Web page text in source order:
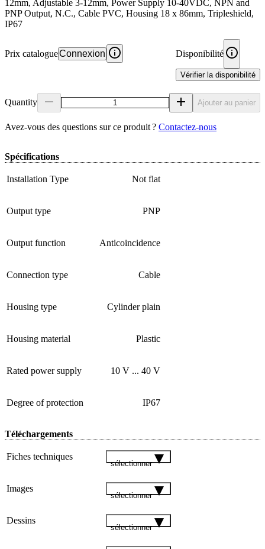
12mm, Adjustable 3-12mm, Power Supply 10-40VDC, NPN and
PNP Output, N.C., Cable PVC, Housing 18 x 86mm, Tripleshield,
IP67
Prix catalogueConnexion Disponibilité
Vérifier la disponibilité
Quantity Ajouter au panier
Avez‑vous des questions sur ce produit ? Contactez‑nous
Spécifications
Installation Type Not flat
Output type PNP
Output function Anticoincidence
Connection type Cable
Housing type Cylinder plain
Housing material Plastic
Rated power supply 10 V ... 40 V
Degree of protection IP67
Téléchargements
Fiches techniques
sélectionner
Images
sélectionner
Dessins
sélectionner